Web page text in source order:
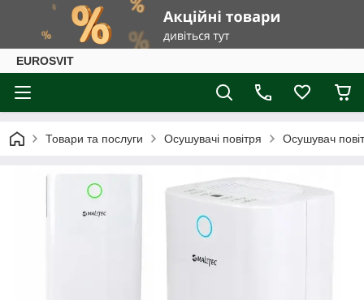
EUROSVIT
Товари та послуги Осушувачі повітря Осушувач